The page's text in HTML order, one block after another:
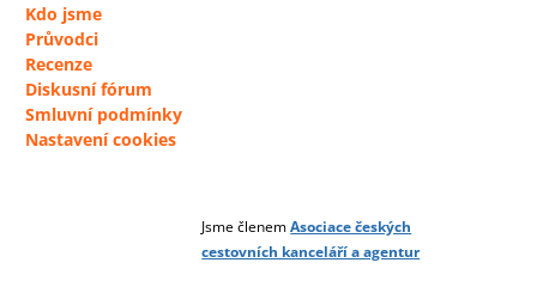
Kdo jsme
Průvodci
Recenze
Diskusní fórum
Smluvní podmínky
Nastavení cookies
Jsme členemAsociace českých
cestovních kanceláří a agentur